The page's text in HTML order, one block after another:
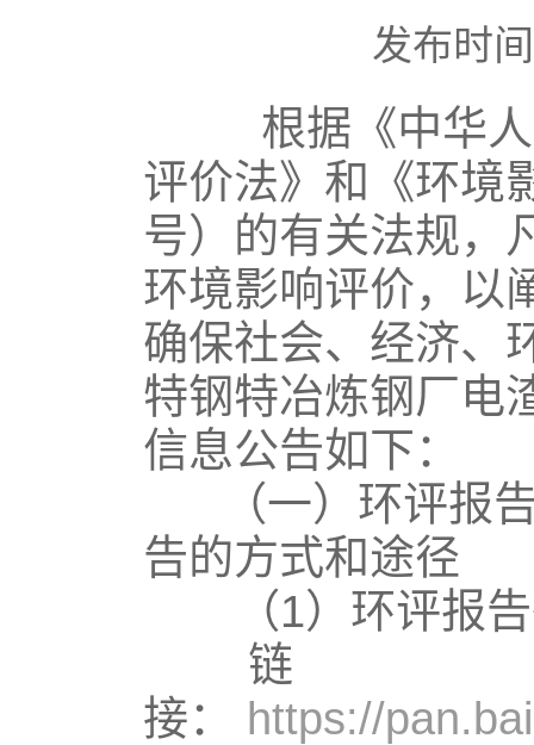
发布时
根据《中华人民
评价法》和《环境
号）的有关法规，
环境影响评价，以
确保社会、经济、
特钢特冶炼钢厂电
信息公告如下：
（一）环评报告
告的方式和途径
（1）环评报告
链
接： https://